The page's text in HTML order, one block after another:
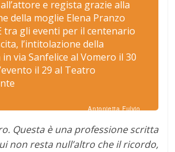
e regista grazie alla
della moglie Elena Pranzo
tra gli eventi per il centenario
l’intitolazione della
via Sanfelice al Vomero il 30
il 29 al Teatro
Antonietta Fulvio
Questa è una professione scritta
non resta null’altro che il ricordo,